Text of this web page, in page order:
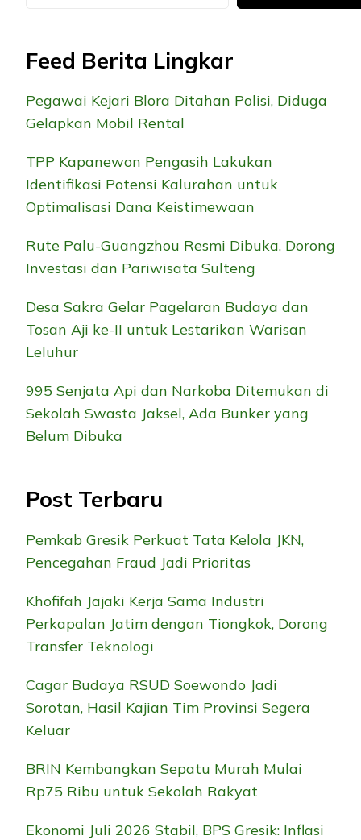
Feed Berita Lingkar
Pegawai Kejari Blora Ditahan Polisi, Diduga
Gelapkan Mobil Rental
TPP Kapanewon Pengasih Lakukan
Identifikasi Potensi Kalurahan untuk
Optimalisasi Dana Keistimewaan
Rute Palu-Guangzhou Resmi Dibuka, Dorong
Investasi dan Pariwisata Sulteng
Desa Sakra Gelar Pagelaran Budaya dan
Tosan Aji ke-II untuk Lestarikan Warisan
Leluhur
995 Senjata Api dan Narkoba Ditemukan di
Sekolah Swasta Jaksel, Ada Bunker yang
Belum Dibuka
Post Terbaru
Pemkab Gresik Perkuat Tata Kelola JKN,
Pencegahan Fraud Jadi Prioritas
Khofifah Jajaki Kerja Sama Industri
Perkapalan Jatim dengan Tiongkok, Dorong
Transfer Teknologi
Cagar Budaya RSUD Soewondo Jadi
Sorotan, Hasil Kajian Tim Provinsi Segera
Keluar
BRIN Kembangkan Sepatu Murah Mulai
Rp75 Ribu untuk Sekolah Rakyat
Ekonomi Juli 2026 Stabil, BPS Gresik: Inflasi